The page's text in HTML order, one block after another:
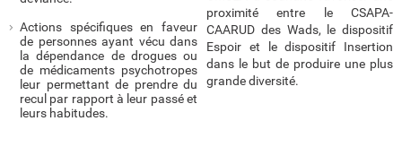
Actions spécifiques en faveur
de personnes ayant vécu dans
la dépendance de drogues ou
de médicaments psychotropes
leur permettant de prendre du
recul par rapport à leur passé et
leurs habitudes.
proximité entre le CSAPA-
CAARUD des Wads, le dispositif
Espoir et le dispositif Insertion
dans le but de produire une plus
grande diversité.